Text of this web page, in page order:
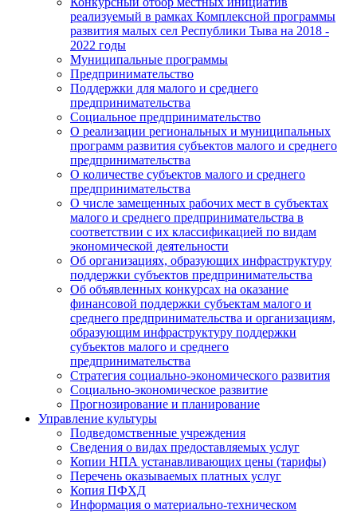
реализуемый в рамках Комплексной программы
развития малых сел Республики Тыва на 2018 -
2022 годы
Муниципальные программы
Предпринимательство
Поддержки для малого и среднего
предпринимательства
Социальное предпринимательство
О реализации региональных и муниципальных
программ развития субъектов малого и среднего
предпринимательства
О количестве субъектов малого и среднего
предпринимательства
О числе замещенных рабочих мест в субъектах
малого и среднего предпринимательства в
соответствии с их классификацией по видам
экономической деятельности
Об организациях, образующих инфраструктуру
поддержки субъектов предпринимательства
Об объявленных конкурсах на оказание
финансовой поддержки субъектам малого и
среднего предпринимательства и организациям,
образующим инфраструктуру поддержки
субъектов малого и среднего
предпринимательства
Стратегия социально-экономического развития
Социально-экономическое развитие
Прогнозирование и планирование
Управление культуры
Подведомственные учреждения
Сведения о видах предоставляемых услуг
Копии НПА устанавливающих цены (тарифы)
Перечень оказываемых платных услуг
Копия ПФХД
Информация о материально-техническом